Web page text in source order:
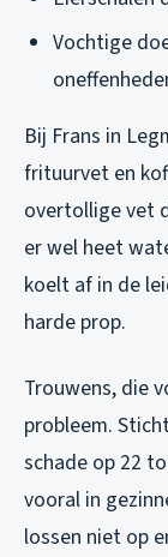
Vochtige
Bij Frans in
frituurvet en
overtollige vet
er wel heet
koelt af in de
harde prop.
Trouwens, die
probleem.
schade op 22
vooral in
lossen niet op